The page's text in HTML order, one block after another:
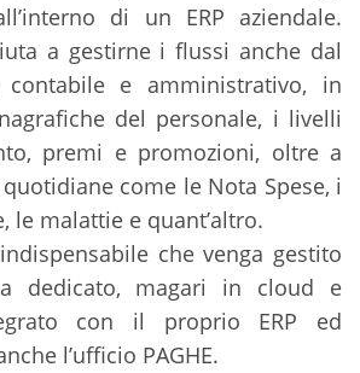
di un ERP aziendale.
a gestirne i flussi anche dal
e amministrativo, in
del personale, i livelli
premi e promozioni, oltre a
come le Nota Spese, i
le malattie e quant’altro.
che venga gestito
dedicato, magari in cloud e
con il proprio ERP ed
l’ufficio PAGHE.